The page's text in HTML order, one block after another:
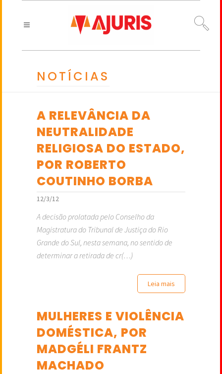
NOTÍCIAS
A RELEVÂNCIA DA
NEUTRALIDADE
RELIGIOSA DO ESTADO,
POR ROBERTO
COUTINHO BORBA
12/3/12
A decisão prolatada pelo Conselho da
Magistratura do Tribunal de Justiça do Rio
Grande do Sul, nesta semana, no sentido de
determinar a retirada de cr(…)
Leia mais
MULHERES E VIOLÊNCIA
DOMÉSTICA, POR
MADGÉLI FRANTZ
MACHADO